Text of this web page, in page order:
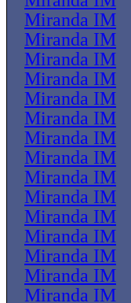
Miranda IM
Miranda IM
Miranda IM
Miranda IM
Miranda IM
Miranda IM
Miranda IM
Miranda IM
Miranda IM
Miranda IM
Miranda IM
Miranda IM
Miranda IM
Miranda IM
Miranda IM